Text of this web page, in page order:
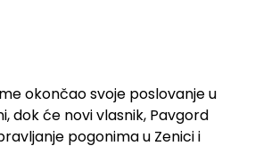
okončao svoje poslovanje u
dok će novi vlasnik, Pavgord
pogonima u Zenici i